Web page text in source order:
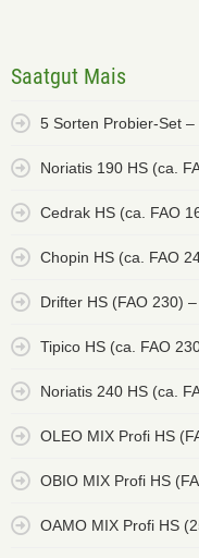
Saatgut Mais
5 Sorten Probier-Set –
Noriatis 190 HS (ca.
Cedrak HS (ca. FAO
Chopin HS (ca. FAO
Drifter HS (FAO 230) –
Tipico HS (ca. FAO
Noriatis 240 HS (ca.
OLEO MIX Profi HS
OBIO MIX Profi HS
OAMO MIX Profi HS